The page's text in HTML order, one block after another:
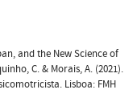
and the New Science of
C. & Morais, A. (2021).
Lisboa: FMH